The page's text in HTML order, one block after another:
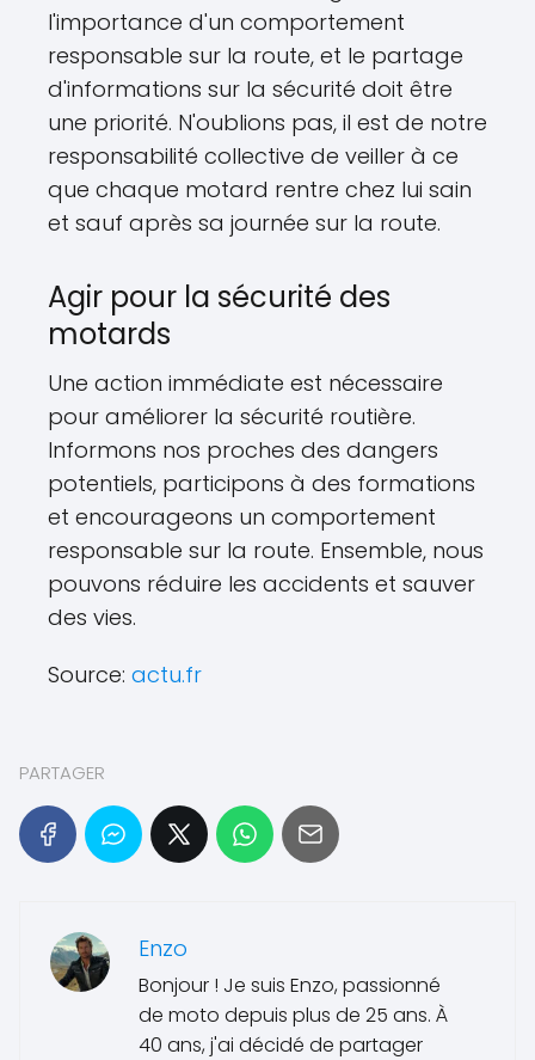
l'importance d'un comportement
responsable sur la route, et le partage
d'informations sur la sécurité doit être
une priorité. N'oublions pas, il est de notre
responsabilité collective de veiller à ce
que chaque motard rentre chez lui sain
et sauf après sa journée sur la route.
Agir pour la sécurité des
motards
Une action immédiate est nécessaire
pour améliorer la sécurité routière.
Informons nos proches des dangers
potentiels, participons à des formations
et encourageons un comportement
responsable sur la route. Ensemble, nous
pouvons réduire les accidents et sauver
des vies.
Source: actu.fr
PARTAGER
Enzo
Bonjour ! Je suis Enzo, passionné
de moto depuis plus de 25 ans. À
40 ans, j'ai décidé de partager